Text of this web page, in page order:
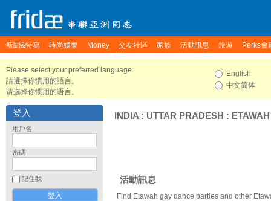
新聞&特寫 時尚娛樂 Money 交友社區 家族 活動訊息 旅遊 Perks會
Please select your preferred language.
請選擇你慣用的語言。
请选择你惯用的语言。
English
中文简体
登入
用戶名
密碼
記住我
INDIA : UTTAR PRADESH : ETAWAH
活動訊息
Find Etawah gay dance parties and other